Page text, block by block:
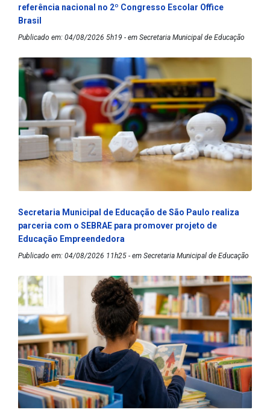
referência nacional no 2º Congresso Escolar Office
Brasil
Publicado em: 04/08/2026 5h19 - em Secretaria Municipal de Educação
Secretaria Municipal de Educação de São Paulo realiza
parceria com o SEBRAE para promover projeto de
Educação Empreendedora
Publicado em: 04/08/2026 11h25 - em Secretaria Municipal de Educação